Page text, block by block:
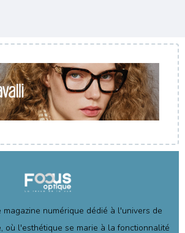
magazine numérique dédié à l'univers de
où l'esthétique se marie à la fonctionnalité